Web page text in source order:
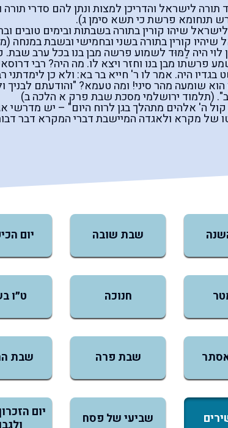
תורה לישראל והדריכן למצות ונתן להם סדרי
תנחומא פרשת כי תשא סימן ג).
שיהו קורין בתורה בשבתות ובימים
שיהיו קורין בתורה בשני ובחמישי ובשבת במנחה
לוי היה לַמּוּד לשמוע פרשה מבן בנו בכל ערב
פרשתו מבן בנו וחזר ויצא לו. מה היה? רבי
בגדיו היה. אמר לו ר' חייא בר בא: ולא כן
הוא שומעה מהר סיני! ומה טעמא? "והודעתם לבניך
(תלמוד ירושלמי מסכת שבת פרק א הלכה ב)
ה' אלהים מתהלך בגן לרוח היום" – יש מדרשי
של מקרא ולאגדה המיישבת דברי המקרא דבר
שבת שובה יום
חנוכה ט״ו
שבת פרה שבת
שביעי של פסח
יום